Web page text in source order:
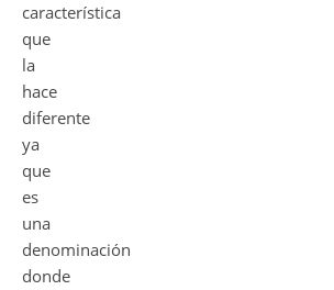
característica
que
la
hace
diferente
ya
que
es
una
denominación
donde